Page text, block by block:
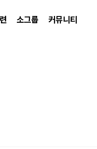
소그룹 커뮤니티